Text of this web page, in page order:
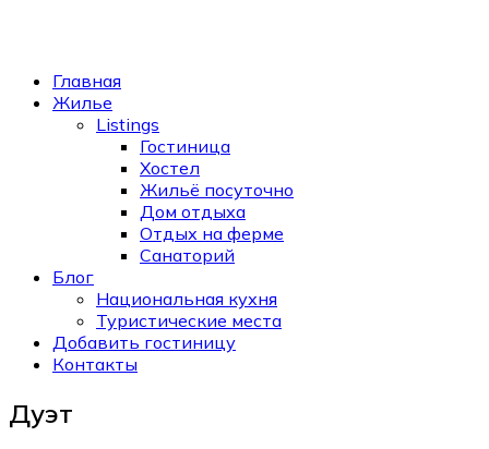
Главная
Жилье
Listings
Гостиница
Хостел
Жильё посуточно
Дом отдыха
Отдых на ферме
Санаторий
Блог
Национальная кухня
Туристические места
Добавить гостиницу
Контакты
Дуэт